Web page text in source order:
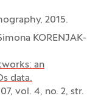
2015.
KORENJAK-
an
data.
vol. 4, no. 2, str.